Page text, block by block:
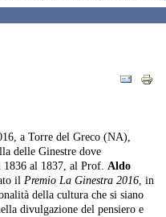
a Torre del Greco (NA),
delle Ginestre dove
1836 al 1837, al Prof. Aldo
il Premio La Ginestra 2016, in
della cultura che si siano
divulgazione del pensiero e